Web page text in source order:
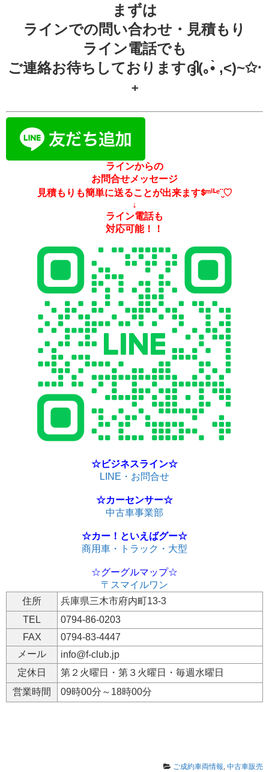
まずは
ラインでの問い合わせ・見積もり
ライン電話でも
ご連絡お待ちしておりますദ്ദി(｡•̀ ,<)~✩‧
₊
ラインからの
お問合せメッセージ
見積もりも簡単に送ることが出来ますᙚᵐⁱᒻᵉ¨̮♡
↓
ライン電話も
対応可能！！
☆ビジネスライン☆
LINE・お問合せ
☆カーセンサー☆
中古車事業部
☆カー！といえばグー☆
商用車・トラック・大型
☆グーグルマップ☆
〒スマイルワン
住所
兵庫県三木市府内町13-3
TEL
0794-86-0203
FAX
0794-83-4447
メール
info@f-club.jp
定休日
第２火曜日・第３火曜日・毎週水曜日
営業時間
09時00分～18時00分
ご成約車両情報 中古車販売